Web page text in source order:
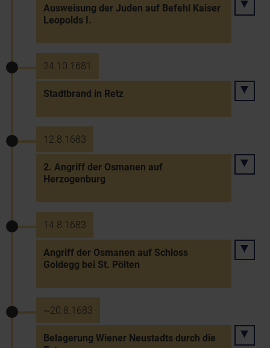
Ausweisung der Juden auf Befehl Kaiser
Leopolds I.
24.10.1681
Stadtbrand in Retz
12.8.1683
2. Angriff der Osmanen auf
Herzogenburg
14.8.1683
Angriff der Osmanen auf Schloss
Goldegg bei St. Pölten
~20.8.1683
Belagerung Wiener Neustadts durch die